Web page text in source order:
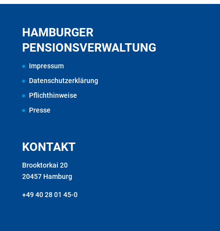
HAMBURGER
PENSIONSVERWALTUNG
Impressum
Datenschutzerklärung
Pflichthinweise
Presse
KONTAKT
Brooktorkai 20
20457 Hamburg
+49 40 28 01 45-0